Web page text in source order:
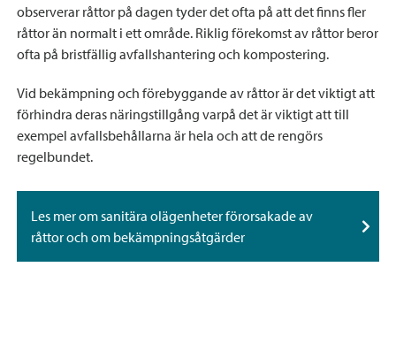
observerar råttor på dagen tyder det ofta på att det finns fler
råttor än normalt i ett område. Riklig förekomst av råttor beror
ofta på bristfällig avfallshantering och kompostering.
Vid bekämpning och förebyggande av råttor är det viktigt att
förhindra deras näringstillgång varpå det är viktigt att till
exempel avfallsbehållarna är hela och att de rengörs
regelbundet.
Les mer om sanitära olägenheter förorsakade av
råttor och om bekämpningsåtgärder